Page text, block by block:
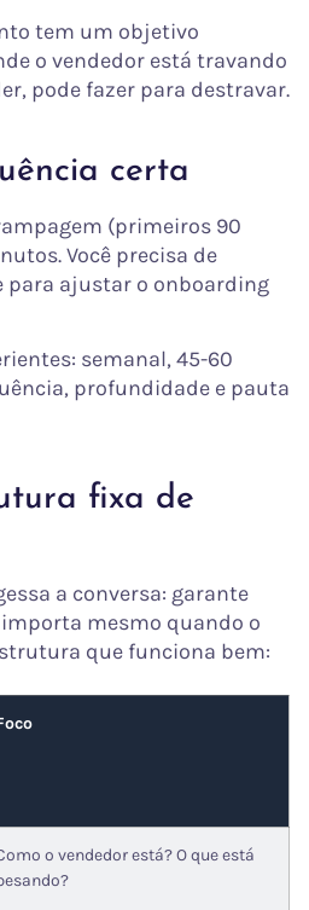
tem um objetivo
o vendedor está travando
pode fazer para destravar.
certa
(primeiros 90
Você precisa de
ajustar o onboarding
semanal, 45-60
profundidade e pauta
fixa de
a conversa: garante
mesmo quando o
que funciona bem:
o vendedor está? O que está